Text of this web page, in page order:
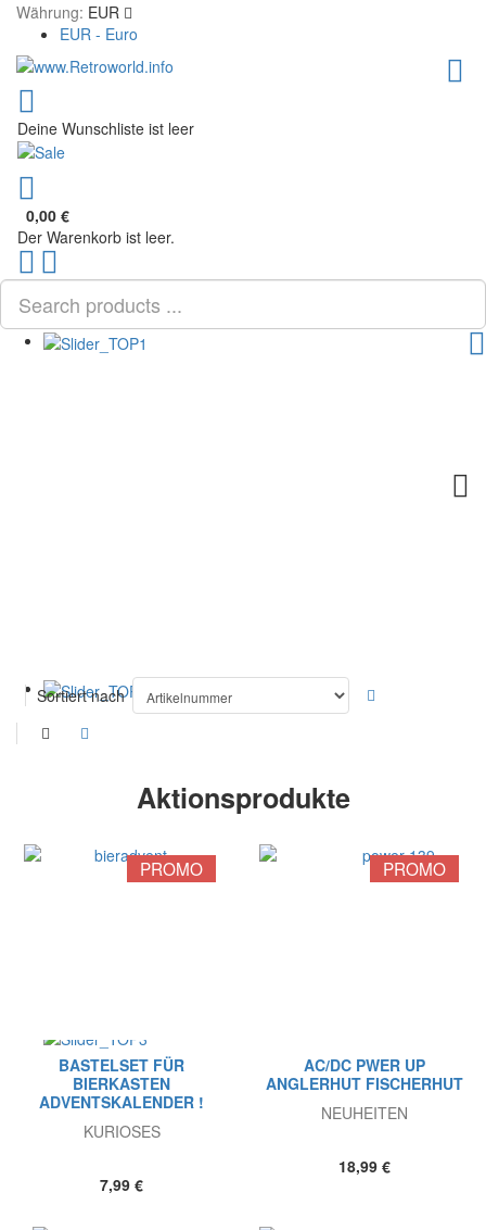
Währung: EUR
EUR - Euro
Deine Wunschliste ist leer
0,00 €
Der Warenkorb ist leer.
Scroll
to
Top
PLG_SYSTEM_VPFRAMEWORK_SCROLL_TO_BOTTOM
Sortiert nach
Aktionsprodukte
PROMO
BASTELSET FÜR
BIERKASTEN
ADVENTSKALENDER !
KURIOSES
7,99 €
PROMO
AC/DC PWER UP
ANGLERHUT FISCHERHUT
NEUHEITEN
18,99 €